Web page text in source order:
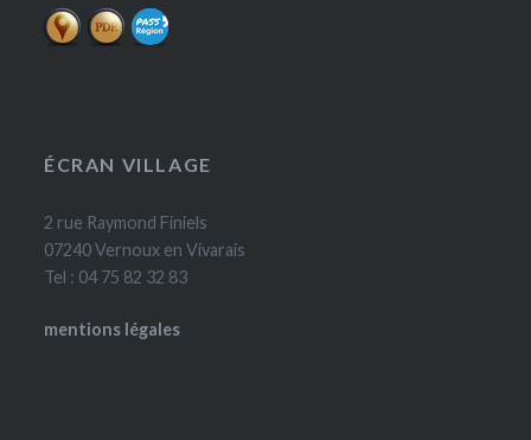
ÉCRAN VILLAGE
2 rue Raymond Finiels
07240 Vernoux en Vivarais
Tel : 04 75 82 32 83
mentions légales